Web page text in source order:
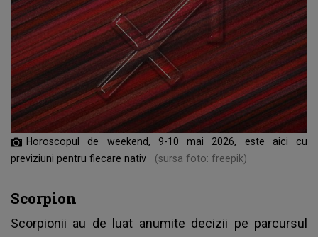
Horoscopul de weekend, 9-10 mai 2026, este aici cu
previziuni pentru fiecare nativ
(sursa foto: freepik)
Scorpion
Scorpionii au de luat anumite decizii pe parcursul